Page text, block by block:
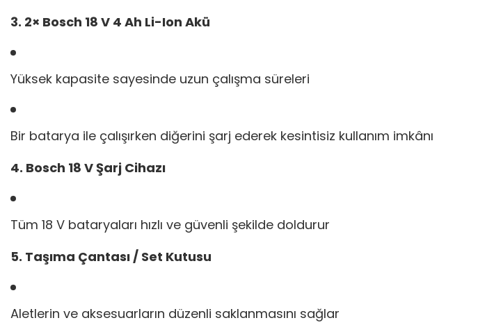
3. 2× Bosch 18 V 4 Ah Li-Ion Akü
Yüksek kapasite sayesinde uzun çalışma süreleri
Bir batarya ile çalışırken diğerini şarj ederek kesintisiz kullanım imkânı
4. Bosch 18 V Şarj Cihazı
Tüm 18 V bataryaları hızlı ve güvenli şekilde doldurur
5. Taşıma Çantası / Set Kutusu
Aletlerin ve aksesuarların düzenli saklanmasını sağlar